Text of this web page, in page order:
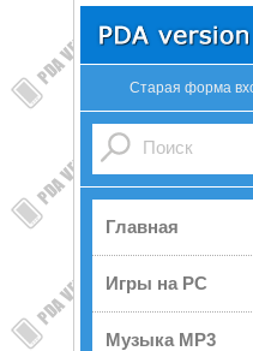
Старая форма
Главная
Игры на PC
Музыка MP3